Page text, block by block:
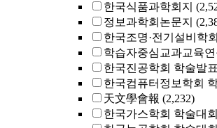
한국식품과학회지
정보과학회논문지
한국조명·전기설비학
학습자중심교과교육연
한국진공학회 학술발
한국컴퓨터정보학회
天文學會報 (2,232)
한국가스학회 학술대